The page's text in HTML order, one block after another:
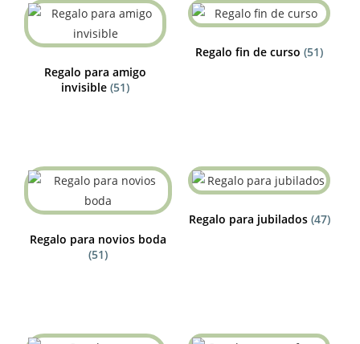
Regalo para amigo
invisible (51)
Regalo fin de curso (51)
Regalo para novios boda
(51)
Regalo para jubilados (47)